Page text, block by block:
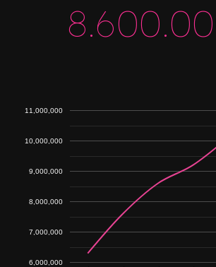
6,000,000
7,000,000
8,000,000
9,000,000
10,000,000
11,000,000